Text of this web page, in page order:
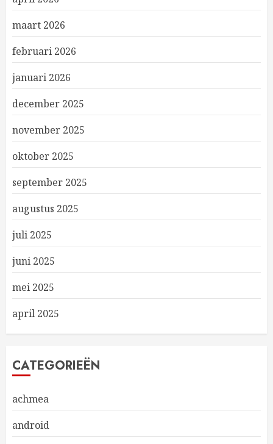
maart 2026
februari 2026
januari 2026
december 2025
november 2025
oktober 2025
september 2025
augustus 2025
juli 2025
juni 2025
mei 2025
april 2025
CATEGORIEËN
achmea
android